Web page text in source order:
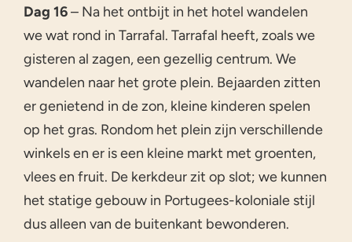
Dag 16– Na het ontbijt in het hotel wandelen
we wat rond in Tarrafal. Tarrafal heeft, zoals we
gisteren al zagen, een gezellig centrum. We
wandelen naar het grote plein. Bejaarden zitten
er genietend in de zon, kleine kinderen spelen
op het gras. Rondom het plein zijn verschillende
winkels en er is een kleine markt met groenten,
vlees en fruit. De kerkdeur zit op slot; we kunnen
het statige gebouw in Portugees-koloniale stijl
dus alleen van de buitenkant bewonderen.